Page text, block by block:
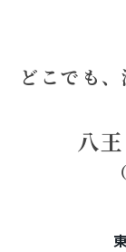
どこでも
八